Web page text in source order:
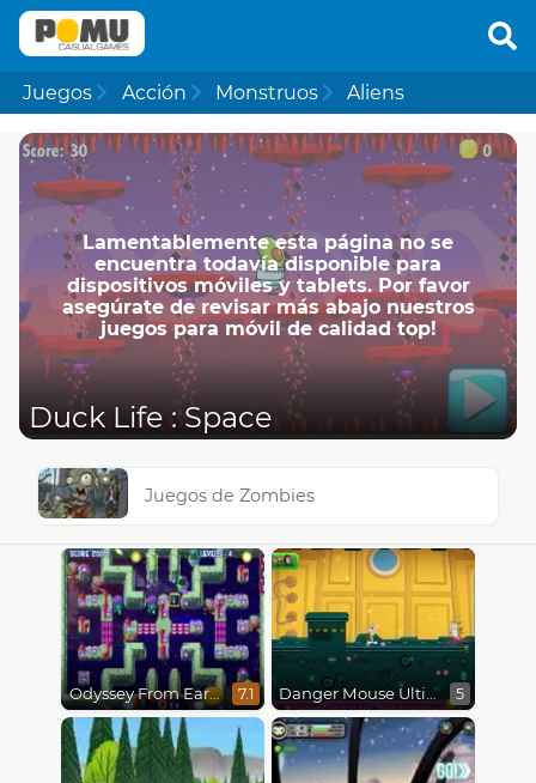
Juegos Acción Monstruos Aliens
Lamentablemente esta página no se
encuentra todavía disponible para
dispositivos móviles y tablets. Por favor
asegúrate de revisar más abajo nuestros
juegos para móvil de calidad top!
Duck Life : Space
Juegos de Zombies
Odyssey From Earth To Space 7.1 Danger Mouse Ultimate 5